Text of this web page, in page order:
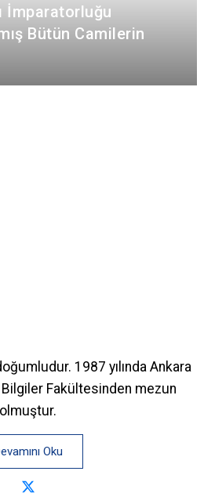
İmparatorluğu
Bütün Camilerin
1987 yılında Ankara
Fakültesinden mezun
olmuştur.
Oku